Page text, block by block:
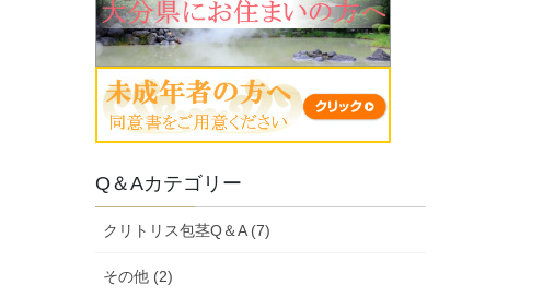
Q＆Aカテゴリー
クリトリス包茎Q＆A (7)
その他 (2)